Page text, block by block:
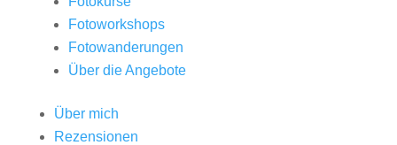
Fotoworkshops
Fotowanderungen
Über die Angebote
Über mich
Rezensionen